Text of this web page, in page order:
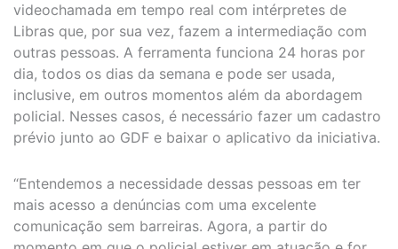
videochamada em tempo real com intérpretes de
Libras que, por sua vez, fazem a intermediação com
outras pessoas. A ferramenta funciona 24 horas por
dia, todos os dias da semana e pode ser usada,
inclusive, em outros momentos além da abordagem
policial. Nesses casos, é necessário fazer um cadastro
prévio junto ao GDF e baixar o aplicativo da iniciativa.
“Entendemos a necessidade dessas pessoas em ter
mais acesso a denúncias com uma excelente
comunicação sem barreiras. Agora, a partir do